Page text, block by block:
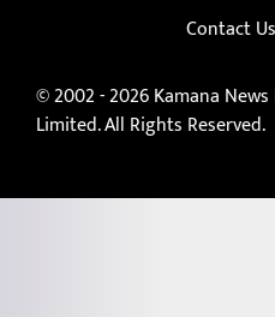
Contact
© 2002 - 2026 Kamana
Limited. All Rights Reserved.